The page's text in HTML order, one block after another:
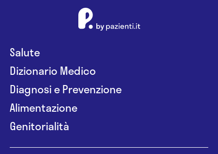
Salute
Dizionario Medico
Diagnosi e Prevenzione
Alimentazione
Genitorialità